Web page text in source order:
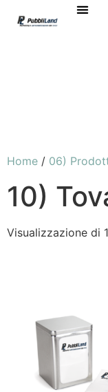
Home / 06)
10)
Visualizzazione di